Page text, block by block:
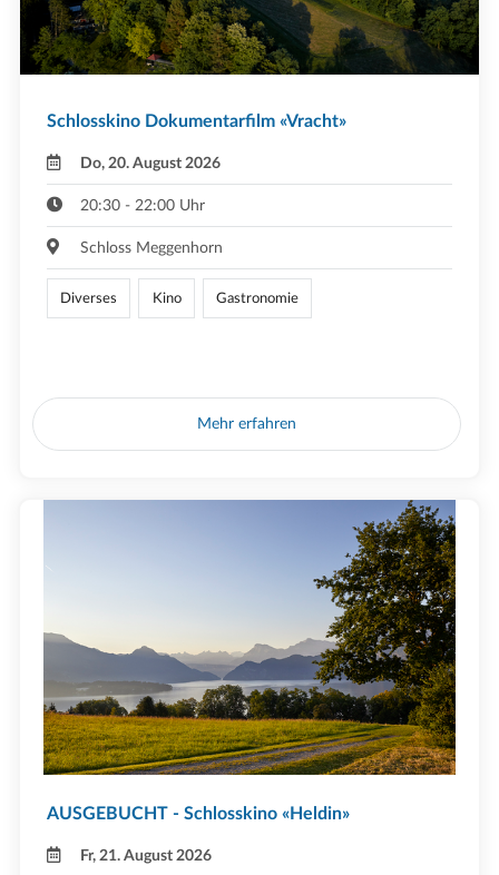
Schlosskino Dokumentarfilm «Vracht»
Do, 20. August 2026
20:30 - 22:00 Uhr
Schloss Meggenhorn
Diverses Kino Gastronomie
Mehr erfahren
AUSGEBUCHT - Schlosskino «Heldin»
Fr, 21. August 2026